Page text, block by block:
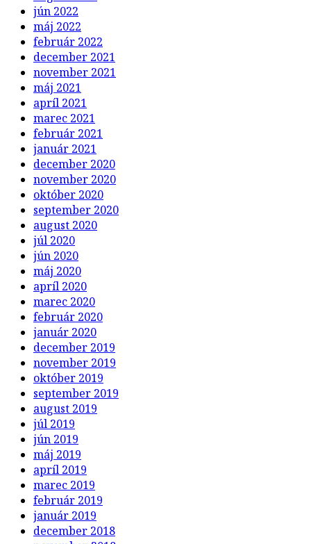
jún 2022
máj 2022
február 2022
december 2021
november 2021
máj 2021
apríl 2021
marec 2021
február 2021
január 2021
december 2020
november 2020
október 2020
september 2020
august 2020
júl 2020
jún 2020
máj 2020
apríl 2020
marec 2020
február 2020
január 2020
december 2019
november 2019
október 2019
september 2019
august 2019
júl 2019
jún 2019
máj 2019
apríl 2019
marec 2019
február 2019
január 2019
december 2018